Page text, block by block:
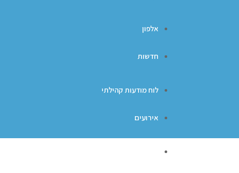
אלפון
לוח מודעות קהילתי
חדשות
אירועים